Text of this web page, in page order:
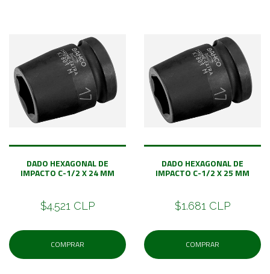
DADO HEXAGONAL DE
IMPACTO C-1/2 X 24 MM
$4.521 CLP
COMPRAR
DADO HEXAGONAL DE
IMPACTO C-1/2 X 25 MM
$1.681 CLP
COMPRAR